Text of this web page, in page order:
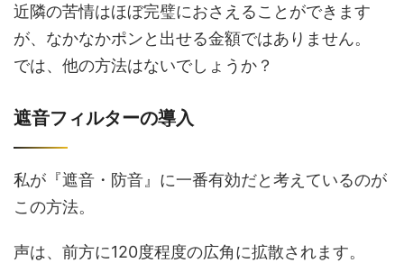
近隣の苦情はほぼ完璧におさえることができます
が、なかなかポンと出せる金額ではありません。
では、他の方法はないでしょうか？
遮音フィルターの導入
私が『遮音・防音』に一番有効だと考えているのが
この方法。
声は、前方に120度程度の広角に拡散されます。